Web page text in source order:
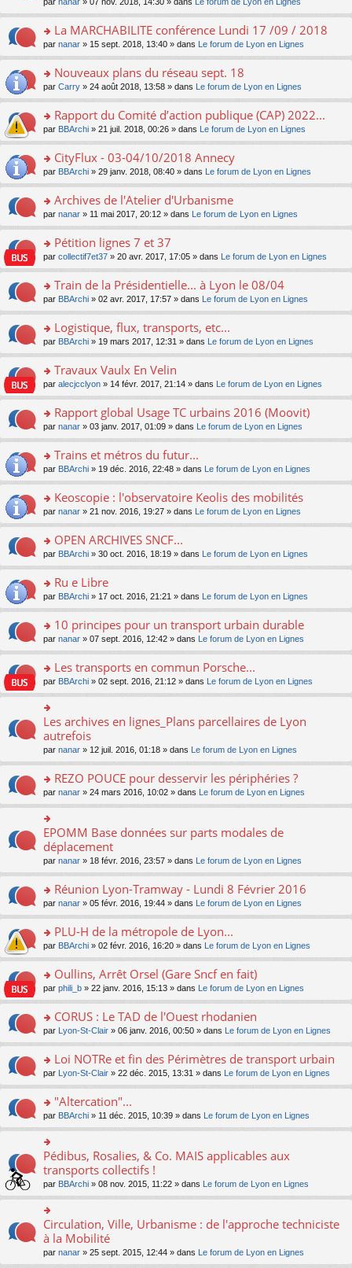
e
nt
s
c
e
nt
lu
pl
u
s
c
e
nt
e
n
o
lu
pl
u
s
c
e
nt
g
e
n
o
lu
pl
u
s
c
e
nt
le
m
e
s
g
e
n
o
lu
pl
u
s
c
e
nt
er
le
m
e
s
a
g
e
n
n
lu
le
pl
u
c
e
nt
o
n
ult
er
le
m
e
a
g
e
n
n
le
pl
u
ré
c
e
nt
La MARCHABILITE conférence Lundi 17 /09 / 2018
par nanar » 15 sept. 2018, 13:40 » dans Le forum de Lyon en Lignes
o
n
ult
er
le
m
e
a
g
e
n
n
le
pl
u
ré
c
e
nt
Nouveaux plans du réseau sept. 18
par Carry » 24 août 2018, 13:58 » dans Le forum de Lyon en Lignes
o
n
ult
er
le
m
e
a
g
e
n
n
le
pl
u
ré
c
e
nt
Rapport du Comité d’action publique (CAP) 2022...
par BBArchi » 21 juil. 2018, 00:26 » dans Le forum de Lyon en Lignes
o
n
ult
er
le
m
e
a
g
e
n
n
le
pl
u
ré
c
e
nt
CityFlux - 03-04/10/2018 Annecy
par BBArchi » 29 janv. 2018, 08:40 » dans Le forum de Lyon en Lignes
o
n
ult
er
le
m
e
a
g
e
n
n
le
pl
u
ré
c
e
nt
Archives de l'Atelier d'Urbanisme
par nanar » 11 mai 2017, 20:12 » dans Le forum de Lyon en Lignes
o
n
ult
er
le
m
e
a
g
e
n
n
le
pl
u
ré
c
e
nt
Pétition lignes 7 et 37
par collectif7et37 » 20 avr. 2017, 17:05 » dans Le forum de Lyon en Lignes
o
n
ult
er
le
m
e
a
g
e
n
n
le
pl
u
ré
c
e
nt
Train de la Présidentielle... à Lyon le 08/04
par BBArchi » 02 avr. 2017, 17:57 » dans Le forum de Lyon en Lignes
o
n
ult
er
le
m
e
a
g
e
n
n
le
pl
u
ré
c
e
nt
Logistique, flux, transports, etc...
par BBArchi » 19 mars 2017, 12:31 » dans Le forum de Lyon en Lignes
o
n
ult
er
le
m
e
a
g
e
n
n
le
pl
u
ré
c
e
nt
Travaux Vaulx En Velin
par alecjcclyon » 14 févr. 2017, 21:14 » dans Le forum de Lyon en Lignes
o
n
ult
er
le
m
e
a
g
e
n
n
le
pl
u
ré
c
e
nt
Rapport global Usage TC urbains 2016 (Moovit)
par nanar » 03 janv. 2017, 01:09 » dans Le forum de Lyon en Lignes
o
n
ult
er
le
m
e
a
g
e
n
n
le
pl
u
s
ré
c
e
nt
Trains et métros du futur...
par BBArchi » 19 déc. 2016, 22:48 » dans Le forum de Lyon en Lignes
o
n
ult
er
le
m
e
a
g
e
n
n
le
pl
u
s
e
nt
Keoscopie : l'observatoire Keolis des mobilités
par nanar » 21 nov. 2016, 19:27 » dans Le forum de Lyon en Lignes
o
n
ult
er
le
m
e
a
g
e
n
o
lu
le
pl
u
s
c
nt
OPEN ARCHIVES SNCF...
par BBArchi » 30 oct. 2016, 18:19 » dans Le forum de Lyon en Lignes
o
n
ult
er
le
m
e
s
g
e
n
o
lu
le
pl
u
s
ré
e
Ru e Libre
par BBArchi » 17 oct. 2016, 21:21 » dans Le forum de Lyon en Lignes
o
n
ult
er
le
m
s
a
e
n
o
n
lu
le
pl
u
s
ré
e
10 principes pour un transport urbain durable
par nanar » 07 sept. 2016, 12:42 » dans Le forum de Lyon en Lignes
o
n
s
ult
er
le
m
e
s
a
e
n
o
n
pl
u
s
ré
e
Les transports en commun Porsche...
par BBArchi » 02 sept. 2016, 21:12 » dans Le forum de Lyon en Lignes
n
ult
er
le
m
e
s
s
a
g
e
n
o
lu
le
pl
u
s
c
e
nt
Les archives en lignes_Plans parcellaires de Lyon
autrefois
par nanar » 12 juil. 2016, 01:18 » dans Le forum de Lyon en Lignes
o
n
s
ult
er
le
m
e
s
a
e
n
o
lu
le
pl
u
s
e
nt
REZO POUCE pour desservir les périphéries ?
par nanar » 24 mars 2016, 10:02 » dans Le forum de Lyon en Lignes
o
n
ult
er
le
m
e
s
a
g
e
n
lu
le
pl
u
ré
c
e
nt
EPOMM Base données sur parts modales de
déplacement
par nanar » 18 févr. 2016, 23:57 » dans Le forum de Lyon en Lignes
o
n
ult
er
le
m
e
a
g
e
n
n
le
pl
u
s
ré
c
e
nt
Réunion Lyon-Tramway - Lundi 8 Février 2016
par nanar » 05 févr. 2016, 19:44 » dans Le forum de Lyon en Lignes
o
n
ult
er
le
m
e
a
g
e
n
n
le
pl
u
s
c
nt
PLU-H de la métropole de Lyon...
par BBArchi » 02 févr. 2016, 16:20 » dans Le forum de Lyon en Lignes
o
n
ult
er
le
m
e
a
g
e
n
o
n
lu
le
pl
u
s
ré
e
Oullins, Arrêt Orsel (Gare Sncf en fait)
par phili_b » 22 janv. 2016, 15:13 » dans Le forum de Lyon en Lignes
o
n
ult
er
le
m
e
s
g
e
n
o
n
lu
le
pl
u
CORUS : Le TAD de l'Ouest rhodanien
par Lyon-St-Clair » 06 janv. 2016, 00:50 » dans Le forum de Lyon en Lignes
o
n
ult
er
le
m
e
s
a
e
n
o
n
Loi NOTRe et fin des Périmètres de transport urbain
par Lyon-St-Clair » 22 déc. 2015, 13:31 » dans Le forum de Lyon en Lignes
o
n
s
ult
er
le
m
e
s
s
a
g
e
"Altercation"...
par BBArchi » 11 déc. 2015, 10:39 » dans Le forum de Lyon en Lignes
o
n
ult
er
le
m
e
s
Pédibus, Rosalies, & Co. MAIS applicables aux
transports collectifs !
par BBArchi » 08 nov. 2015, 11:22 » dans Le forum de Lyon en Lignes
o
n
ult
Circulation, Ville, Urbanisme : de l'approche techniciste
à la Mobilité
par nanar » 25 sept. 2015, 12:44 » dans Le forum de Lyon en Lignes